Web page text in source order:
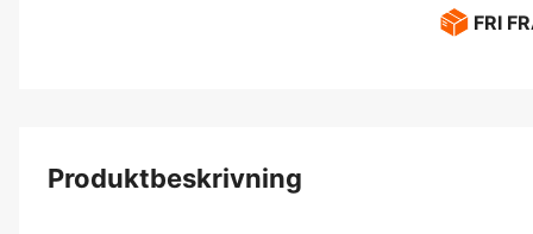
FRI
Produktbeskrivning